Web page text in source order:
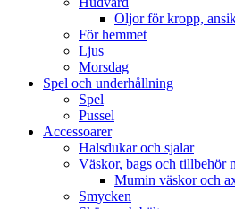
Oljor för kropp,
För hemmet
Ljus
Morsdag
Spel och underhållning
Spel
Pussel
Accessoarer
Halsdukar och sjalar
Väskor, bags och tillbehör
Mumin väskor och
Smycken